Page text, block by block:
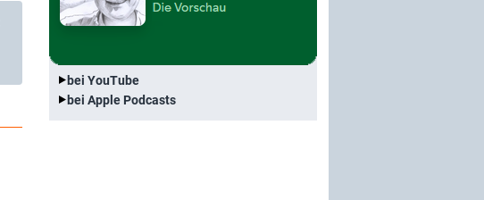
bei YouTube
bei Apple Podcasts